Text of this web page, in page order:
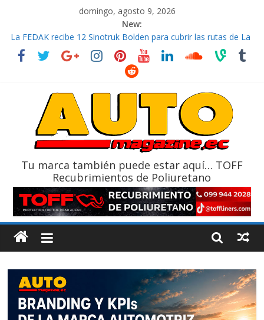
domingo, agosto 9, 2026
New:
La FEDAK recibe 12 Sinotruk Bolden para cubrir las rutas de La
Vuelta
El costo de tener un vehículo gana protagonismo a la hora de
¿Qué puede pasar con tu vehículo si permanece varios días sin
La Vuelta al Ecuador 2026, edición 47ª, recorre 7 provincias en 8
Tu marca también puede estar aquí… TOFF
Recubrimientos de Poliuretano